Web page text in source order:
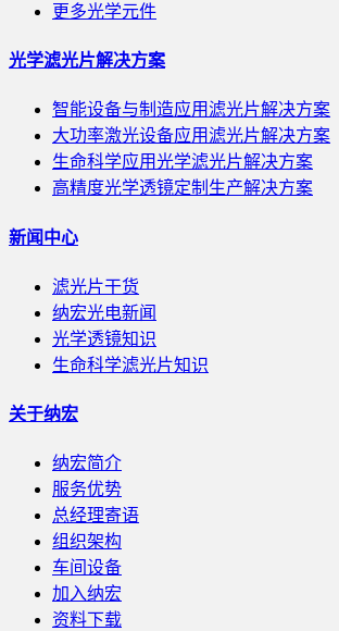
更多光学元件
光学滤光片解决方案
智能设备与制造应用滤光片解决方案
大功率激光设备应用滤光片解决方案
生命科学应用光学滤光片解决方案
高精度光学透镜定制生产解决方案
新闻中心
滤光片干货
纳宏光电新闻
光学透镜知识
生命科学滤光片知识
关于纳宏
纳宏简介
服务优势
总经理寄语
组织架构
车间设备
加入纳宏
资料下载